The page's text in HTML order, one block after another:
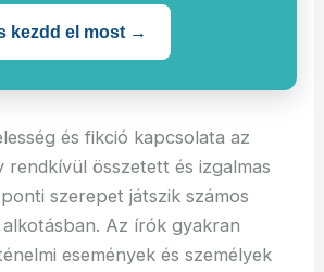
kezdd el most →
és fikció kapcsolata az
rendkívül összetett és izgalmas
szerepet játszik számos
Az írók gyakran
események és személyek